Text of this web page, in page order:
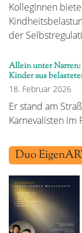
KollegInnen
der
Allein unter
Kinder aus
18. Februar 2026
Er stand am
Karnevalisten im
Duo